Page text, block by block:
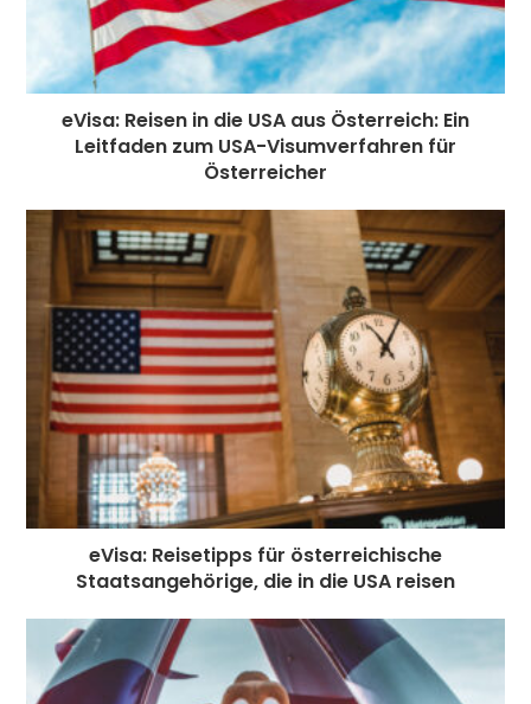
eVisa: Reisen in die USA aus Österreich: Ein
Leitfaden zum USA-Visumverfahren für
Österreicher
eVisa: Reisetipps für österreichische
Staatsangehörige, die in die USA reisen